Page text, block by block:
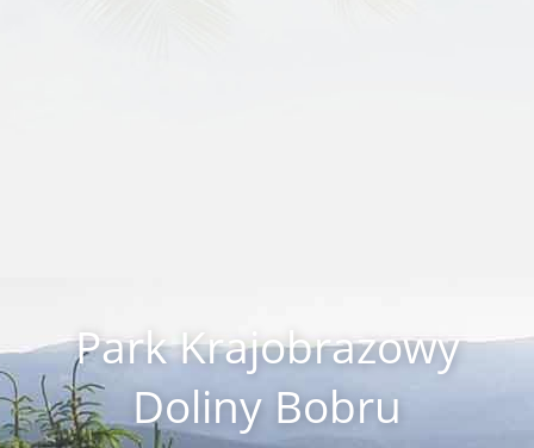
Park Krajobrazowy
Doliny Bobru